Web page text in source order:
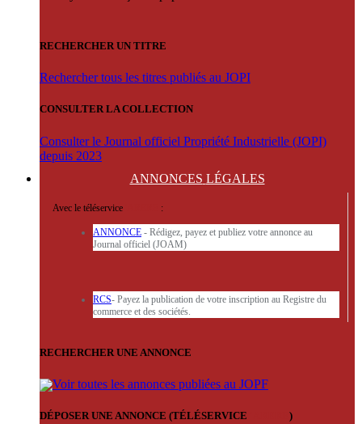
RECHERCHER UN TITRE
Rechercher tous les titres publiés au JOPI
CONSULTER LA COLLECTION
Consulter le Journal officiel Propriété Industrielle (JOPI)
depuis 2023
ANNONCES LÉGALES
Avec le téléservice :
ANNONCE - Rédigez, payez et publiez votre annonce au
Journal officiel (JOAM)
RCS- Payez la publication de votre inscription au Registre du
commerce et des sociétés.
RECHERCHER UNE ANNONCE
Voir toutes les annonces publiées au JOPF
DÉPOSER UNE ANNONCE (TÉLÉSERVICE )